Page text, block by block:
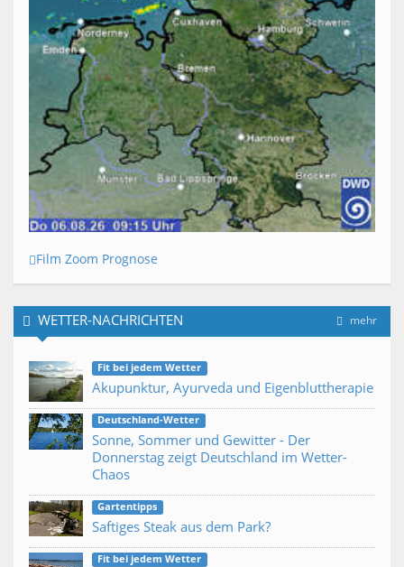
Film Zoom Prognose
mehr
WETTER-NACHRICHTEN
Fit bei jedem Wetter
Akupunktur, Ayurveda und Eigenbluttherapie
Deutschland-Wetter
Sonne, Sommer und Gewitter - Der
Donnerstag zeigt Deutschland im Wetter-
Chaos
Gartentipps
Saftiges Steak aus dem Park?
Fit bei jedem Wetter